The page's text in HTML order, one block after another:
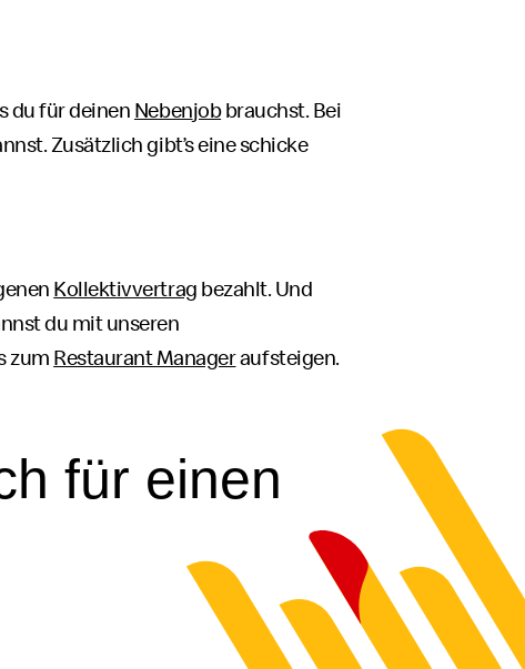
du für deinen Nebenjobbrauchst. Bei
Zusätzlich gibt’s eine schicke
Kollektivvertrag bezahlt. Und
du mit unseren
zum Restaurant Manageraufsteigen.
für einen